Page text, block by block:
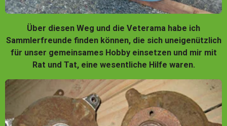
Über diesen Weg und die Veterama habe ich
Sammlerfreunde finden können, die sich uneigenützlich
für unser gemeinsames Hobby einsetzen und mir mit
Rat und Tat, eine wesentliche Hilfe waren.